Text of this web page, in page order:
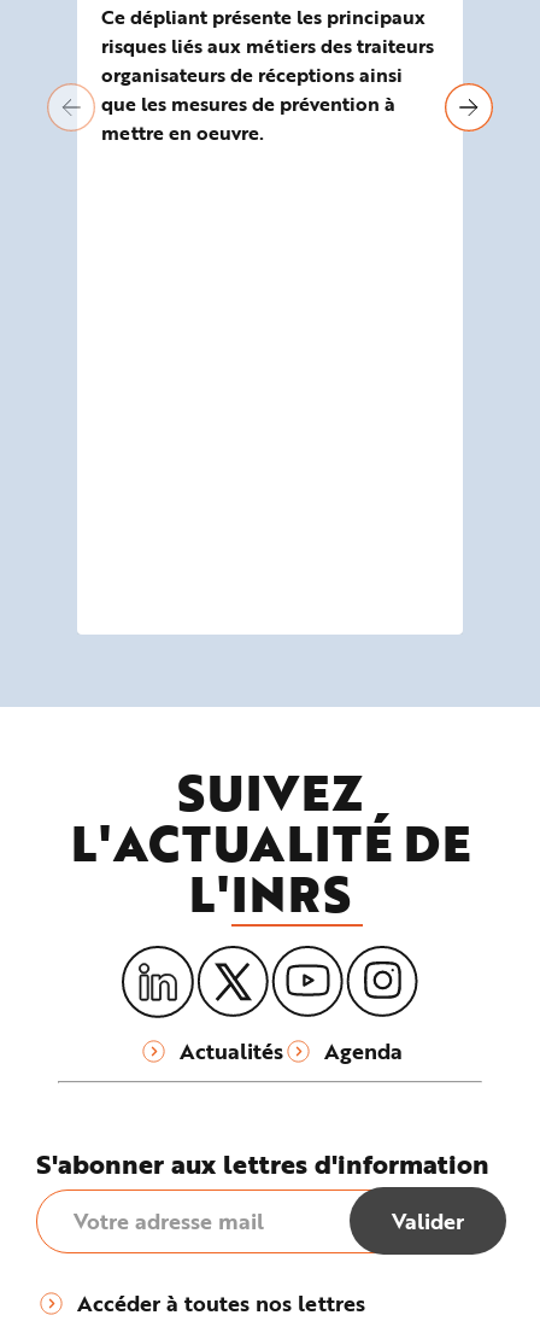
Ce dépliant présente les principaux
risques liés aux métiers des traiteurs
organisateurs de réceptions ainsi
que les mesures de prévention à
mettre en oeuvre.
SUIVEZ
L'ACTUALITÉ DE
L'INRS
Actualités Agenda
S'abonner aux lettres d'information
Accéder à toutes nos lettres